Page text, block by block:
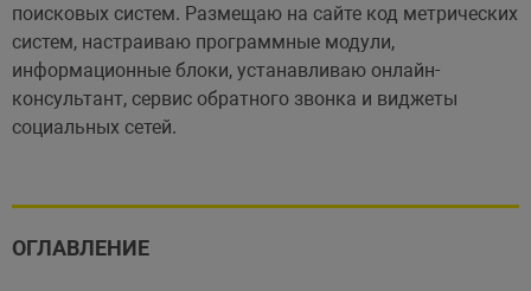
поисковых систем. Размещаю на сайте код метрических
систем, настраиваю программные модули,
информационные блоки, устанавливаю онлайн-
консультант, сервис обратного звонка и виджеты
социальных сетей.
ОГЛАВЛЕНИЕ